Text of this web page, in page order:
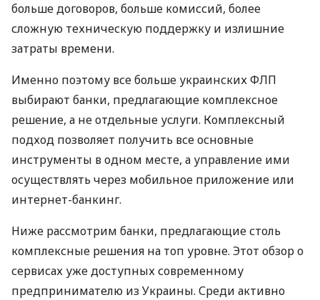
больше договоров, больше комиссий, более
сложную техническую поддержку и излишние
затраты времени.
Именно поэтому все больше украинских ФЛП
выбирают банки, предлагающие комплексное
решение, а не отдельные услуги. Комплексный
подход позволяет получить все основные
инструменты в одном месте, а управление ими
осуществлять через мобильное приложение или
интернет-банкинг.
Ниже рассмотрим банки, предлагающие столь
комплексные решения на топ уровне. Этот обзор о
сервисах уже доступных современному
предпринимателю из Украины. Среди активно